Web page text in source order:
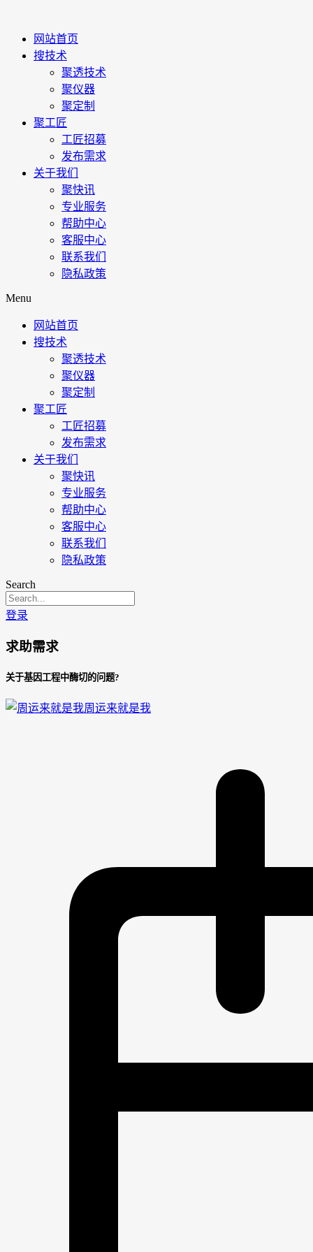
网站首页
搜技术
聚透技术
聚仪器
聚定制
聚工匠
工匠招募
发布需求
关于我们
聚快讯
专业服务
帮助中心
客服中心
联系我们
隐私政策
Menu
网站首页
搜技术
聚透技术
聚仪器
聚定制
聚工匠
工匠招募
发布需求
关于我们
聚快讯
专业服务
帮助中心
客服中心
联系我们
隐私政策
Search
登录
求助需求
关于基因工程中酶切的问题?
周运来就是我